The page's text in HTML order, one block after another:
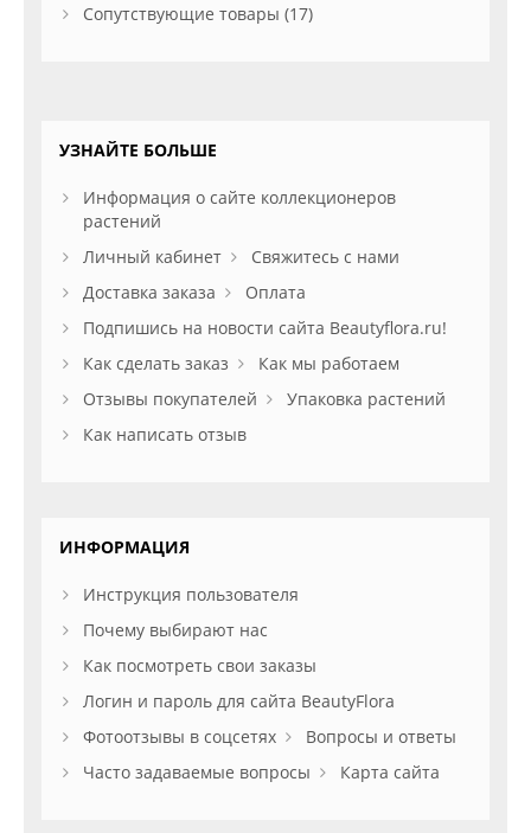
Сопутствующие товары (17)
УЗНАЙТЕ БОЛЬШЕ
Информация о сайте коллекционеров
растений
Личный кабинет
Свяжитесь с нами
Доставка заказа
Оплата
Подпишись на новости сайта Beautyflora.ru!
Как сделать заказ
Как мы работаем
Отзывы покупателей
Упаковка растений
Как написать отзыв
ИНФОРМАЦИЯ
Инструкция пользователя
Почему выбирают нас
Как посмотреть свои заказы
Логин и пароль для сайта BeautyFlora
Фотоотзывы в соцсетях
Вопросы и ответы
Часто задаваемые вопросы
Карта сайта